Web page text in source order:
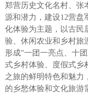
郑营历史文化名村、张
源和潜力，建设12营盘
化体验为主题，以古民
验、休闲农业和乡村旅
形成"一团一亮点、十
式乡村体验、度假式乡
之旅的鲜明特色和魅力
的乡愁体验和文化旅游